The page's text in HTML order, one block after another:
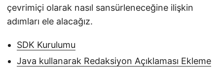
çevrimiçi olarak nasıl sansürleneceğine ilişkin
adımları ele alacağız.
SDK Kurulumu
Java kullanarak Redaksiyon Açıklaması Ekleme